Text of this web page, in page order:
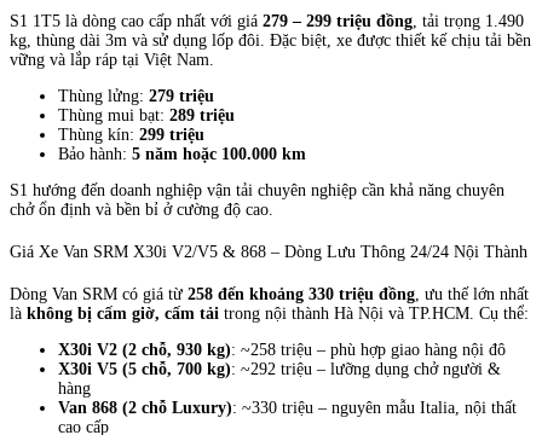
S1 1T5 là dòng cao cấp nhất với giá 279 – 299 triệu đồng, tải trọng 1.490
kg, thùng dài 3m và sử dụng lốp đôi. Đặc biệt, xe được thiết kế chịu tải bền
vững và lắp ráp tại Việt Nam.
Thùng lửng: 279 triệu
Thùng mui bạt: 289 triệu
Thùng kín: 299 triệu
Bảo hành: 5 năm hoặc 100.000 km
S1 hướng đến doanh nghiệp vận tải chuyên nghiệp cần khả năng chuyên
chở ổn định và bền bỉ ở cường độ cao.
Giá Xe Van SRM X30i V2/V5 & 868 – Dòng Lưu Thông 24/24 Nội Thành
Dòng Van SRM có giá từ 258 đến khoảng 330 triệu đồng , ưu thế lớn nhất
là không bị cấm giờ, cấm tải trong nội thành Hà Nội và TP.HCM. Cụ thể:
X30i V2 (2 chỗ, 930 kg): ~258 triệu – phù hợp giao hàng nội đô
X30i V5 (5 chỗ, 700 kg): ~292 triệu – lưỡng dụng chở người &
hàng
Van 868 (2 chỗ Luxury): ~330 triệu – nguyên mẫu Italia, nội thất
cao cấp